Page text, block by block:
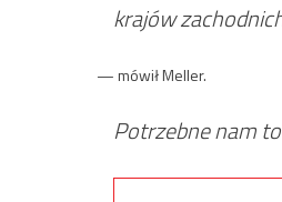
krajów
— mówił Meller.
Potrzebne nam